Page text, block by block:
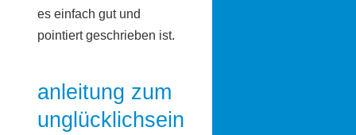
es einfach gut und
pointiert geschrieben ist.
anleitung zum
unglücklichsein